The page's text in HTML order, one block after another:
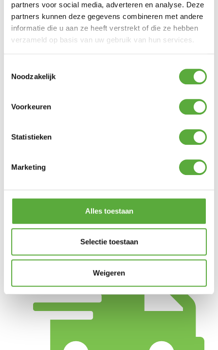
partners voor social media, adverteren en analyse. Deze
partners kunnen deze gegevens combineren met andere
informatie die u aan ze heeft verstrekt of die ze hebben
verzameld op basis van uw gebruik van hun services.
Noodzakelijk
Voorkeuren
Statistieken
Marketing
Alles toestaan
Selectie toestaan
Weigeren
Kopersbescherming met Trusted Shops
SKUHCLUMIRI-03CategorieGas lantaarns Merk:Happy
Kleur
Materiaal 2
Hoogte
HCLUMIRI-03